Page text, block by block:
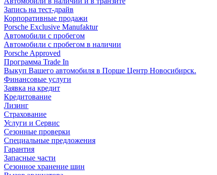
Запись на тест-драйв
Корпоративные продажи
Porsche Exclusive Manufaktur
Автомобили с пробегом
Автомобили с пробегом в наличии
Porsche Approved
Программа Trade In
Выкуп Вашего автомобиля в Порше Центр Новосибирск.
Финансовые услуги
Заявка на кредит
Кредитование
Лизинг
Страхование
Услуги и Сервис
Сезонные проверки
Специальные предложения
Гарантия
Запасные части
Сезонное хранение шин